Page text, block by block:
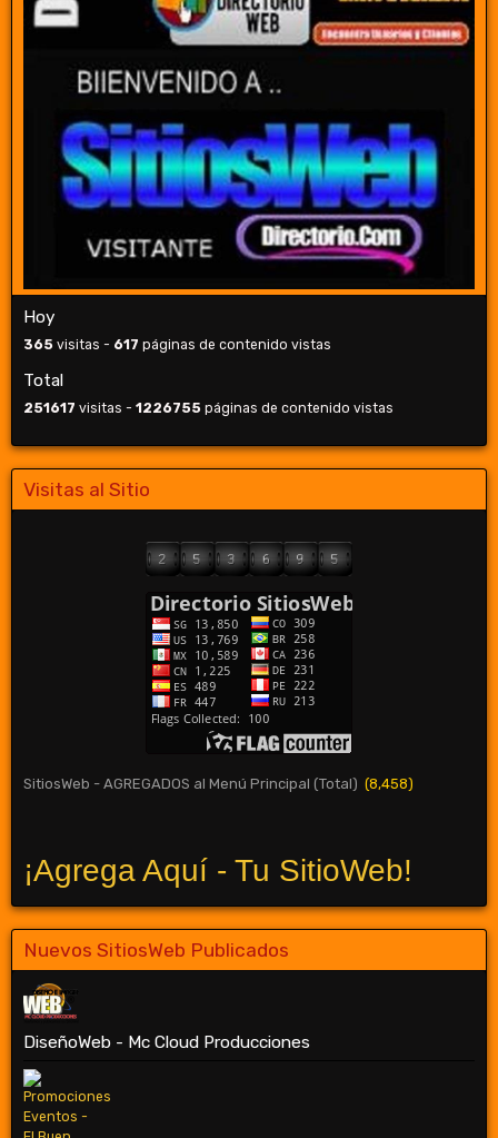
Hoy
365 visitas - 617 páginas de contenido vistas
Total
251617 visitas - 1226755 páginas de contenido vistas
Visitas al Sitio
SitiosWeb - AGREGADOS al Menú Principal (Total) (8,458)
¡Agrega Aquí - Tu SitioWeb!
Nuevos SitiosWeb Publicados
DiseñoWeb - Mc Cloud Producciones